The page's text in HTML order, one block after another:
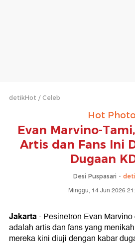
detikHot Celeb
Hot Photo
Evan Marvino-
Artis dan Fans Ini
Dugaan
Desi Puspasari -
Minggu, 14 Jun 2026
Jakarta- Pesinetron Evan
adalah artis dan fans yang
mereka kini diuji dengan kabar